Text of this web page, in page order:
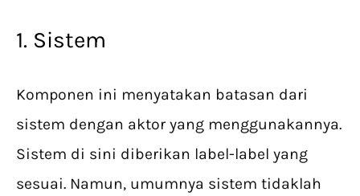
1. Sistem
Komponen ini menyatakan batasan dari
sistem dengan aktor yang menggunakannya.
Sistem di sini diberikan label-label yang
sesuai. Namun, umumnya sistem tidaklah